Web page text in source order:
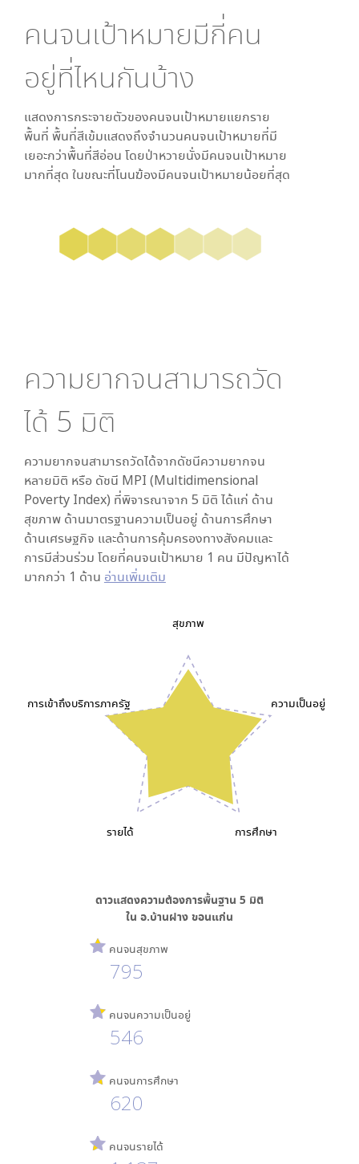
คนจนเป้าหมายมีกี่คน
อยู่ที่ไหนกันบ้าง
แสดงการกระจายตัวของคนจนเป้าหมายแยกราย
พื้นที่ พื้นที่สีเข้มแสดงถึงจำนวนคนจนเป้าหมายที่มี
เยอะกว่าพื้นที่สีอ่อน โดยป่าหวายนั่งมีคนจนเป้าหมาย
มากที่สุด ในขณะที่โนนฆ้องมีคนจนเป้าหมายน้อยที่สุด
ความยากจนสามารถวัด
ได้ 5 มิติ
ความยากจนสามารถวัดได้จากดัชนีความยากจน
หลายมิติ หรือ ดัชนี MPI (Multidimensional
Poverty Index) ที่พิจารณาจาก 5 มิติ ได้แก่ ด้าน
สุขภาพ ด้านมาตรฐานความเป็นอยู่ ด้านการศึกษา
ด้านเศรษฐกิจ และด้านการคุ้มครองทางสังคมและ
การมีส่วนร่วม โดยที่คนจนเป้าหมาย 1 คน มีปัญหาได้
มากกว่า 1 ด้าน อ่านเพิ่มเติม
สุขภาพ
ความเป็นอยู่
การศึกษา
รายได้
การเข้าถึงบริการภาครัฐ
ดาวแสดงความต้องการพื้นฐาน 5 มิติ
ใน อ.บ้านฝาง ขอนแก่น
คนจนสุขภาพ
795
คนจนความเป็นอยู่
546
คนจนการศึกษา
620
คนจนรายได้